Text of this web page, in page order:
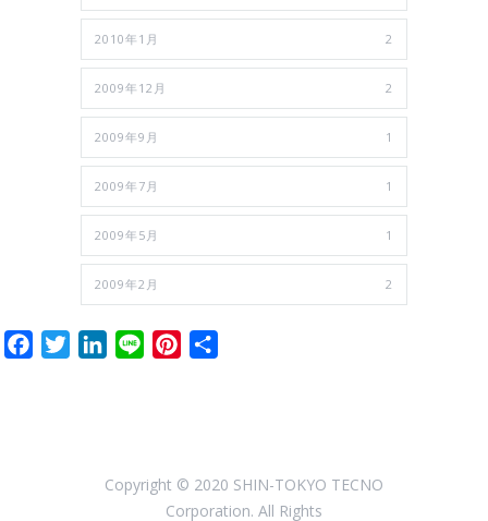
2010年1月 2
2009年12月 2
2009年9月 1
2009年7月 1
2009年5月 1
2009年2月 2
FacebookTwitterLinkedIn
Line Pinterest
Copyright © 2020 SHIN-TOKYO TECNO
Corporation. All Rights